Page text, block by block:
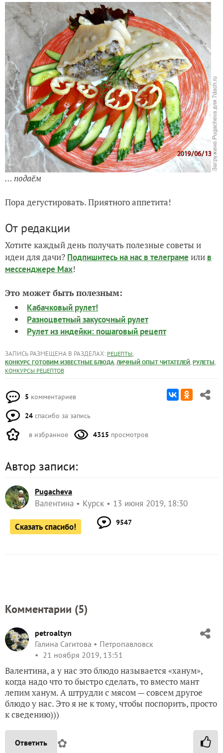
… подаём
Пора дегустировать. Приятного аппетита!
От редакции
Хотите каждый день получать полезные советы и
идеи для дачи? Подпишитесь на нас в телеграме или в
мессенджере Max!
Это может быть полезным:
Кабачковый рулет!
Разноцветный закусочный рулет
Рулет из индейки: пошаговый рецепт
ЗАПИСЬ РАЗМЕЩЕНА В РАЗДЕЛАХ: РЕЦЕПТЫ,
КОНКУРС ГОТОВИМ ИЗВЕСТНЫЕ БЛЮДА, ЛИЧНЫЙ ОПЫТ ЧИТАТЕЛЕЙ, РУЛЕТЫ,
КОНКУРСЫ РЕЦЕПТОВ
5 комментариев
24 спасибо за запись
в избранное 4315 просмотров
Автор записи:
Pugacheva
Валентина Курск 13 июня 2019, 18:30
Сказать спасибо! 9547
Комментарии (5)
petroaltyn
Галина Сагитова
Петропавловск
21 ноября 2019, 13:51
Валентина, а у нас это блюдо называется «ханум»,
когда надо что то быстро сделать, то вместо мант
лепим ханум. А штрудли с мясом — совсем другое
блюдо у нас. Это я не к тому, чтобы поспорить, просто
к сведению)))
Ответить ✿